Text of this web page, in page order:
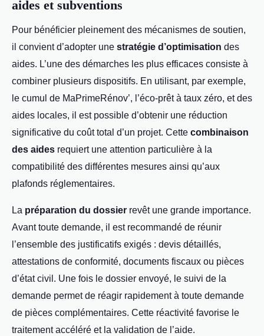
aides et subventions
Pour bénéficier pleinement des mécanismes de soutien,
il convient d’adopter une stratégie d’optimisation des
aides. L’une des démarches les plus efficaces consiste à
combiner plusieurs dispositifs. En utilisant, par exemple,
le cumul de MaPrimeRénov’, l’éco-prêt à taux zéro, et des
aides locales, il est possible d’obtenir une réduction
significative du coût total d’un projet. Cette combinaison
des aides requiert une attention particulière à la
compatibilité des différentes mesures ainsi qu’aux
plafonds réglementaires.
La préparation du dossier revêt une grande importance.
Avant toute demande, il est recommandé de réunir
l’ensemble des justificatifs exigés : devis détaillés,
attestations de conformité, documents fiscaux ou pièces
d’état civil. Une fois le dossier envoyé, le suivi de la
demande permet de réagir rapidement à toute demande
de pièces complémentaires. Cette réactivité favorise le
traitement accéléré et la validation de l’aide.